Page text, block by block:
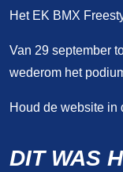
Het EK BMX
Van 29 september
wederom het
Houd de website in
DIT WAS